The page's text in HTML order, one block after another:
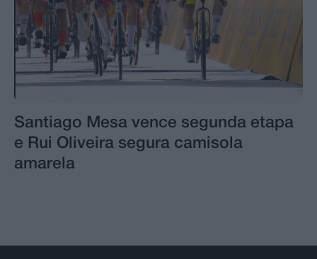
Santiago Mesa vence segunda etapa
e Rui Oliveira segura camisola
amarela